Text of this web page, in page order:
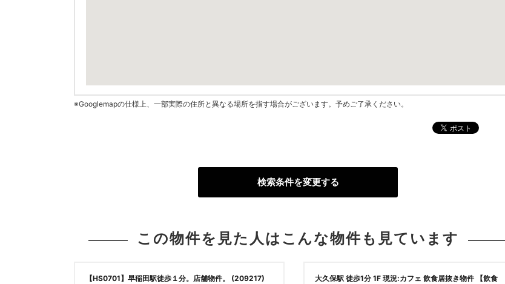
※Googlemapの仕様上、一部実際の住所と異なる場所を指す場合がございます。予めご了承ください。
検索条件を変更する
この物件を見た人はこんな物件も見ています
【HS0701】早稲田駅徒歩１分。店舗物件。 (209217)
大久保駅 徒歩1分 1F 現況:カフェ 飲食居抜き物件 【飲食